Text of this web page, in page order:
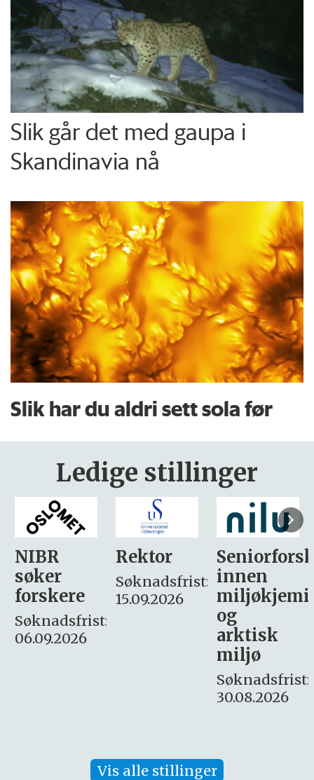
Slik går det med gaupa i
Skandinavia nå
Slik har du aldri sett sola før
Ledige stillinger
Rektor
Søknadsfrist:
15.09.2026
Seniorforsker
innen
miljøkjemi
søker
– fast
Søknadsfrist:
16. august.
Vis alle stillinger